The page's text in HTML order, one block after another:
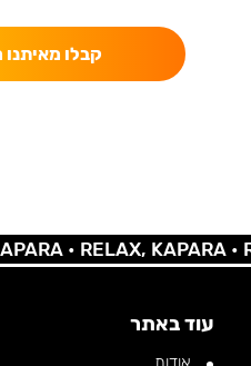
קבלו
•RELAX, KAPARA •
עוד באתר